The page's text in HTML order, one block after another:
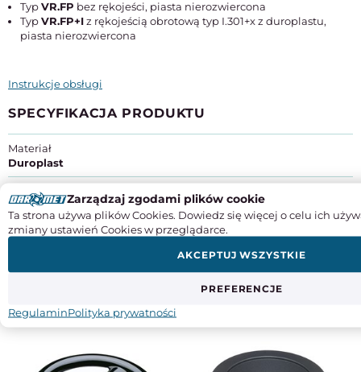
TypVR.FP bez rękojeści, piasta nierozwiercona
TypVR.FP+Iz rękojeścią obrotową typ I.301+x z duroplastu,
piasta nierozwiercona
Instrukcje obsługi
SPECYFIKACJA PRODUKTU
Materiał
Duroplast
Średnica koła [mm]
250
Producent: ELESA+GANTER POLSKA SP. Z O.O.
Adres
Kontakt: +48 22 737 70 47, egp@elesa-ganter.com.pl
DO TEGO PRODUKTU POLECAMY
Zarządzaj zgodami plików cookie
Ta strona używa plików Cookies. Dowiedz się więcej o celu ich
zmiany ustawień Cookies w przeglądarce.
PREFERENCJE
AKCEPTUJ WSZYSTKIE
RegulaminPolityka prywatności